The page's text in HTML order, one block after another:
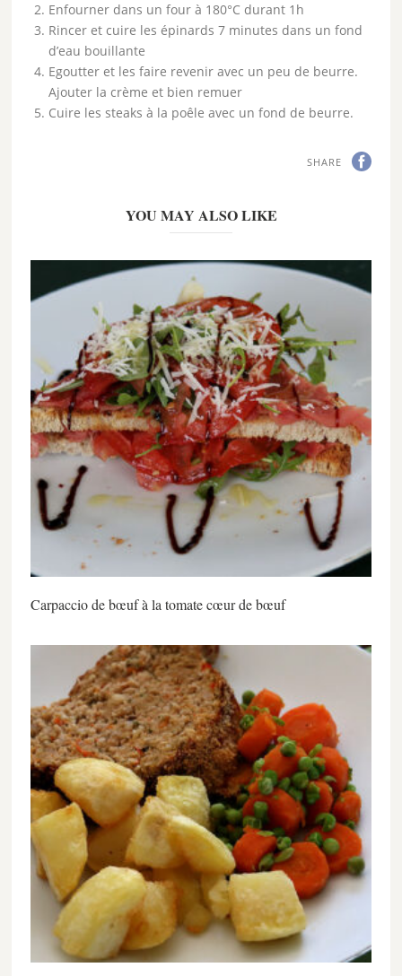
Enfourner dans un four à 180°C durant 1h
Rincer et cuire les épinards 7 minutes dans un fond
d’eau bouillante
Egoutter et les faire revenir avec un peu de beurre.
Ajouter la crème et bien remuer
Cuire les steaks à la poêle avec un fond de beurre.
SHARE
YOU MAY ALSO LIKE
Carpaccio de bœuf à la tomate cœur de bœuf